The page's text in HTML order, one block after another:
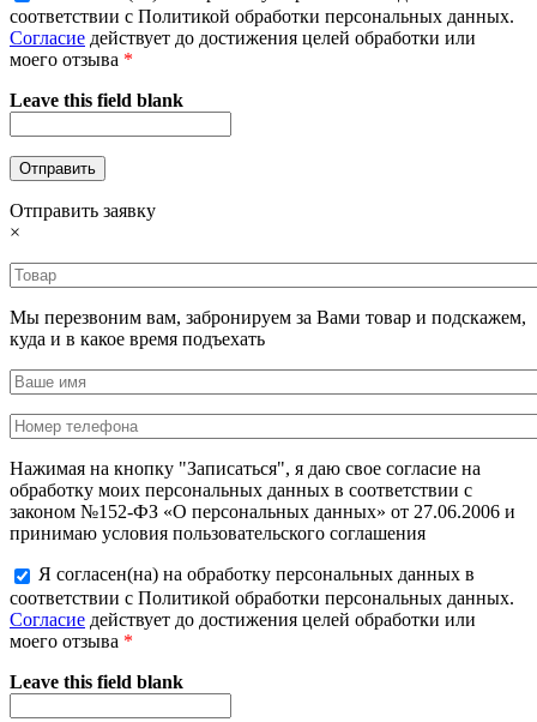
соответствии с Политикой обработки персональных данных.
Согласие действует до достижения целей обработки или
моего отзыва *
Leave this field blank
Отправить заявку
×
Мы перезвоним вам, забронируем за Вами товар и подскажем,
куда и в какое время подъехать
Нажимая на кнопку "Записаться", я даю свое согласие на
обработку моих персональных данных в соответствии с
законом №152-ФЗ «О персональных данных» от 27.06.2006 и
принимаю условия пользовательского соглашения
Я согласен(на) на обработку персональных данных в
соответствии с Политикой обработки персональных данных.
Согласие действует до достижения целей обработки или
моего отзыва *
Leave this field blank